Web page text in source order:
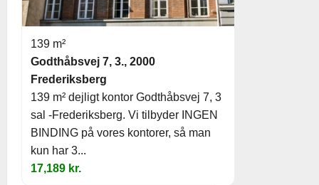
139 m²
Godthåbsvej 7, 3., 2000
Frederiksberg
139 m² dejligt kontor Godthåbsvej 7, 3
sal -Frederiksberg. Vi tilbyder INGEN
BINDING på vores kontorer, så man
kun har 3...
17,189 kr.